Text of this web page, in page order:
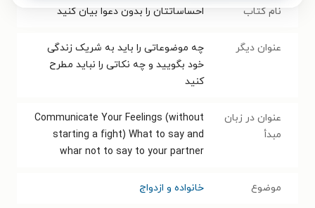
نام کتاب احساساتتان را بدون دعوا بیان کنید
عنوان دیگر
چه موضوعاتی را باید به شریک زندگی‌
خود بگویید و چه نکاتی را نباید مطرح
کنید
عنوان در زبان
مبدأ
Communicate Your Feelings (without
starting a fight) What to say and
whar not to say to your partner
موضوع خانواده و ازدواج